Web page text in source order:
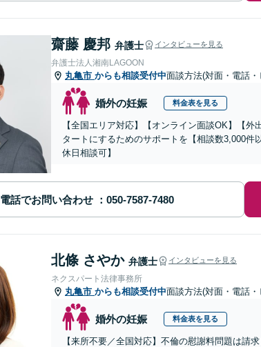
齋藤 慶邦 弁護士 インタビューを見る
弁護士法人湘南LAGOON
丸亀市 からも相談受付中面談方法(対面・電話
婚外の妊娠 料金表を見る
【全国エリア対応】【オンライン面談OK】【
タートにするためのサポートを【相談数3,000件
休日相談可】
電話でお問い合わせ
北條 さやか 弁護士 インタビューを見る
ネクスパート法律事務所
丸亀市 からも相談受付中面談方法(対面・電話
婚外の妊娠 料金表を見る
【来所不要／全国対応】不倫の慰謝料問題は請